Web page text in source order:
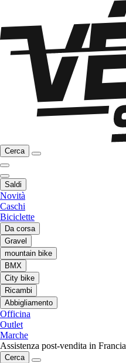
Cerca
Saldi
Novità
Caschi
Biciclette
Da corsa
Gravel
mountain bike
BMX
City bike
Ricambi
Abbigliamento
Officina
Outlet
Marche
Assistenza post-vendita in Francia
Cerca